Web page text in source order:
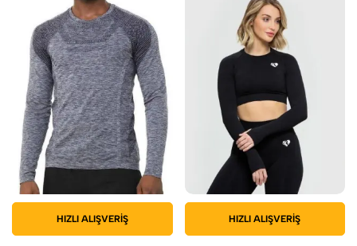
HIZLI ALIŞVERIŞ HIZLI ALIŞVERIŞ